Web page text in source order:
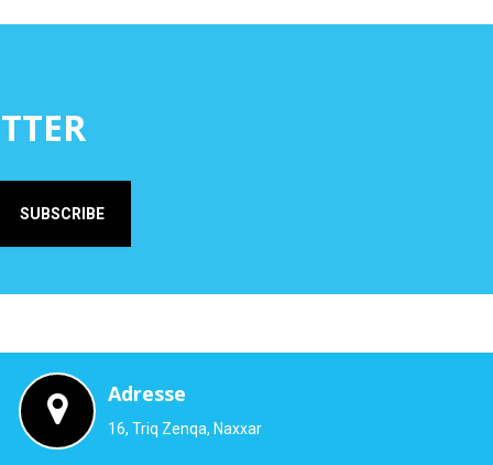
SUBSCRIBE
Adresse
16, Triq Zenqa, Naxxar